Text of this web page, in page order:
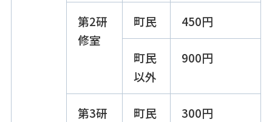
第2研
修室
町民 450円
町民
以外
900円
第3研
町民 300円